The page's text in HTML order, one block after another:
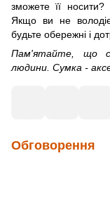
зможете її
Якщо ви не
будьте обережні і
Пам'ятайте, що
людини. Сумка -
Обговорення